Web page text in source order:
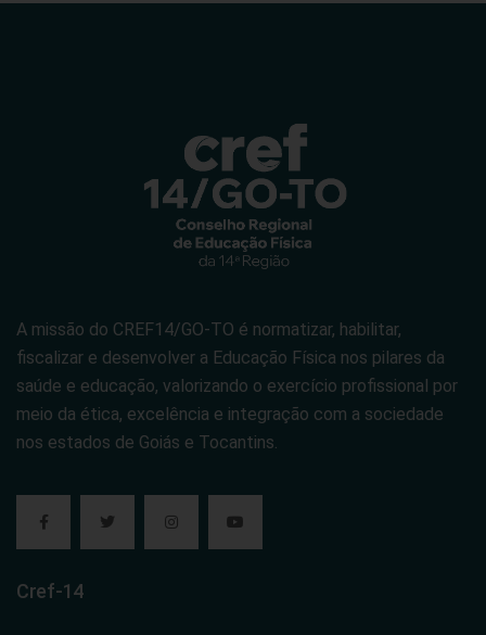
A missão do CREF14/GO-TO é normatizar, habilitar,
fiscalizar e desenvolver a Educação Física nos pilares da
saúde e educação, valorizando o exercício profissional por
meio da ética, excelência e integração com a sociedade
nos estados de Goiás e Tocantins.
Cref-14